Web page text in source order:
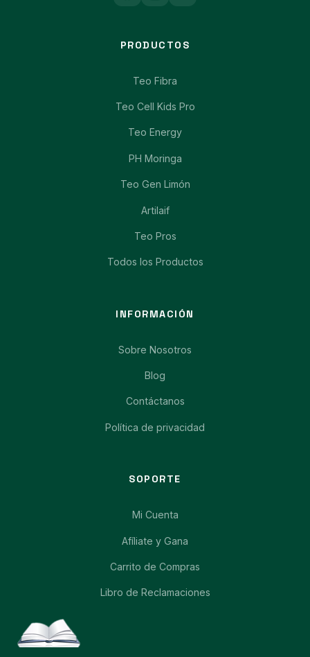
PRODUCTOS
Teo Fibra
Teo Cell Kids Pro
Teo Energy
PH Moringa
Teo Gen Limón
Artilaif
Teo Pros
Todos los Productos
INFORMACIÓN
Sobre Nosotros
Blog
Contáctanos
Política de privacidad
SOPORTE
Mi Cuenta
Afíliate y Gana
Carrito de Compras
Libro de Reclamaciones